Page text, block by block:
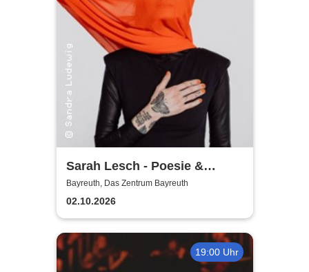
Sarah Lesch - Poesie &
Widerstand Tour
Bayreuth, Das Zentrum Bayreuth
02.10.2026
19:00 Uhr